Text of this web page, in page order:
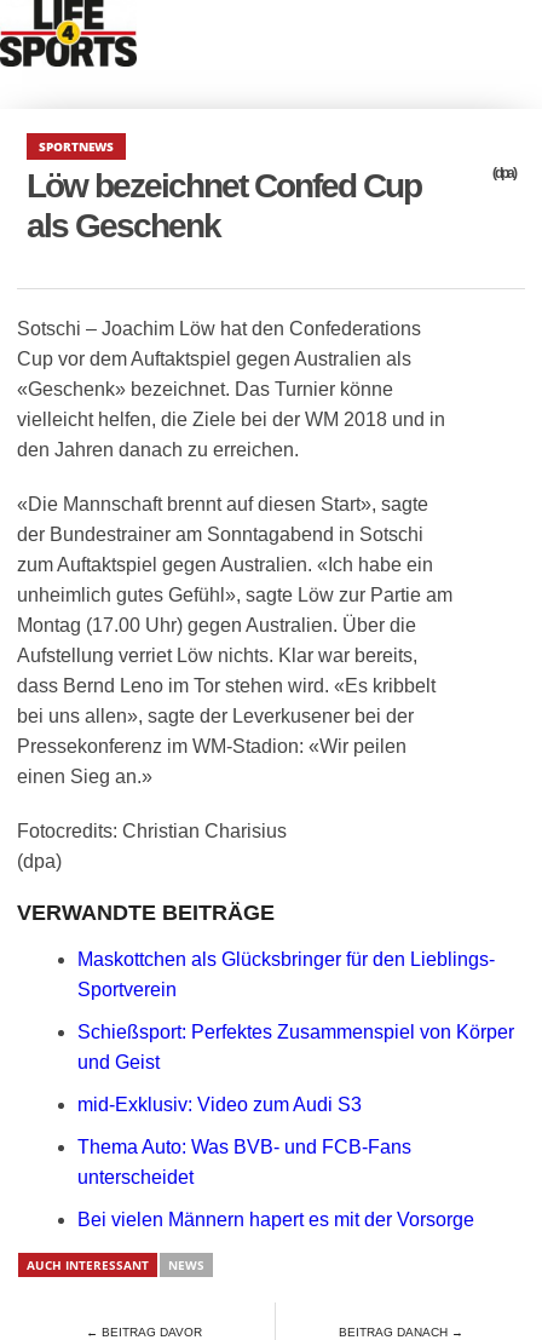
SPORTNEWS
Löw bezeichnet Confed Cup
als Geschenk
(dpa)
Sotschi – Joachim Löw hat den Confederations
Cup vor dem Auftaktspiel gegen Australien als
«Geschenk» bezeichnet. Das Turnier könne
vielleicht helfen, die Ziele bei der WM 2018 und in
den Jahren danach zu erreichen.
«Die Mannschaft brennt auf diesen Start», sagte
der Bundestrainer am Sonntagabend in Sotschi
zum Auftaktspiel gegen Australien. «Ich habe ein
unheimlich gutes Gefühl», sagte Löw zur Partie am
Montag (17.00 Uhr) gegen Australien. Über die
Aufstellung verriet Löw nichts. Klar war bereits,
dass Bernd Leno im Tor stehen wird. «Es kribbelt
bei uns allen», sagte der Leverkusener bei der
Pressekonferenz im WM-Stadion: «Wir peilen
einen Sieg an.»
Fotocredits: Christian Charisius
(dpa)
VERWANDTE BEITRÄGE
Maskottchen als Glücksbringer für den Lieblings-
Sportverein
Schießsport: Perfektes Zusammenspiel von Körper
und Geist
mid-Exklusiv: Video zum Audi S3
Thema Auto: Was BVB- und FCB-Fans
unterscheidet
Bei vielen Männern hapert es mit der Vorsorge
AUCH INTERESSANT NEWS
← BEITRAG DAVOR BEITRAG DANACH →